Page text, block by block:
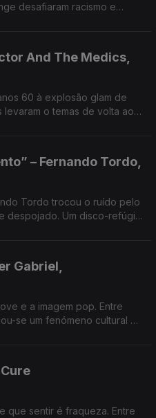
desafiaram racismo e
And The Medics,
60 à explosão glam de
de volta ao
– Fernando Tordo,
Tordo trocou o ruído pelo
despojado. Um disco-refúgio
Gabriel,
e a imagem pop. Entre
se um fenómeno cultural —
que sentir é fraqueza. Entre